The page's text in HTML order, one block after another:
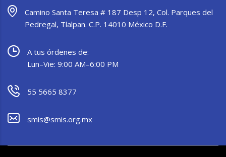
Camino Santa Teresa # 187 Desp 12, Col. Parques del
Pedregal, Tlalpan. C.P. 14010 México D.F.
A tus órdenes de:
Lun–Vie: 9:00 AM–6:00 PM
55 5665 8377
smis@smis.org.mx